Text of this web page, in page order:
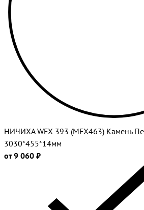
НИЧИХА WFX 393 (MFX463) Камень
3030*455*14мм
от 9 060 ₽